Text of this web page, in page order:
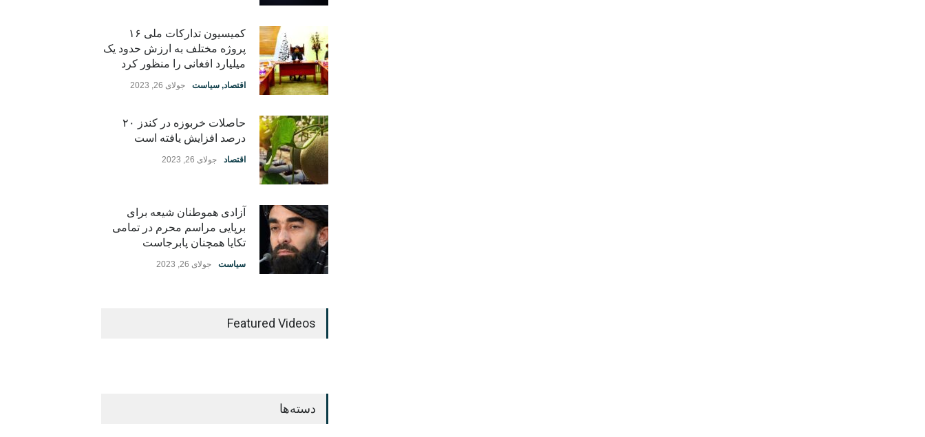
کمیسیون تدارکات ملی ۱۶
پروژه مختلف به ارزش حدود یک
میلیارد افغانی را منظور کرد
اقتصاد, سیاست جولای 26, 2023
حاصلات خربوزه در کندز ۲۰
درصد افزایش یافته است
اقتصاد جولای 26, 2023
آزادی هموطنان شیعه برای
برپایی مراسم محرم در تمامی
تکایا همچنان پابرجاست
سیاست جولای 26, 2023
Featured Videos
دسته‌ها